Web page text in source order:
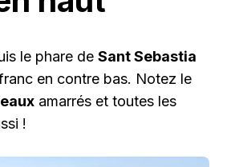
le phare de Sant Sebastia
en contre bas. Notez le
amarrés et toutes les
!